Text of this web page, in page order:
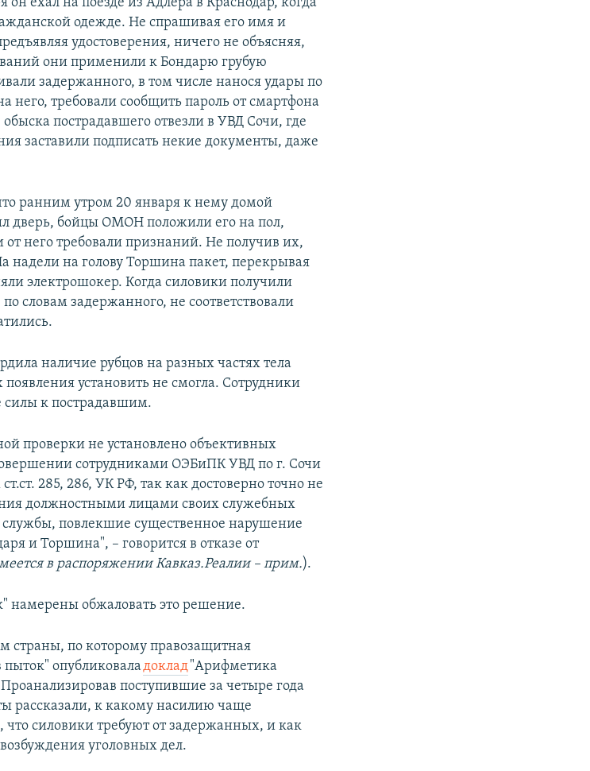
одежде. Не спрашивая его имя и
удостоверения, ничего не объясняя,
они применили к Бондарю грубую
задержанного, в том числе нанося удары по
него, требовали сообщить пароль от смартфона
пострадавшего отвезли в УВД Сочи, где
заставили подписать некие документы, даже
ранним утром 20 января к нему домой
дверь, бойцы ОМОН положили его на пол,
от него требовали признаний. Не получив их,
надели на голову Торшина пакет, перекрывая
электрошокер. Когда силовики получили
словам задержанного, не соответствовали
наличие рубцов на разных частях тела
установить не смогла. Сотрудники
к пострадавшим.
проверки не установлено объективных
сотрудниками ОЭБиПК УВД по г. Сочи
285, 286, УК РФ, так как достоверно точно не
должностными лицами своих служебных
повлекшие существенное нарушение
и Торшина", – говорится в отказе от
в распоряжении Кавказ.Реалии – прим.).
намерены обжаловать это решение.
страны, по которому правозащитная
опубликоваладоклад"Арифметика
поступившие за четыре года
рассказали, к какому насилию чаще
что силовики требуют от задержанных, и как
уголовных дел.